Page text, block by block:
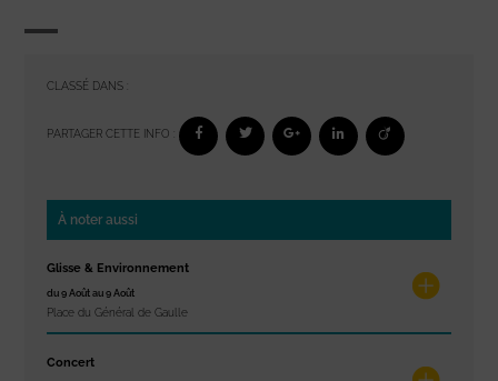
CLASSÉ DANS :
PARTAGER CETTE INFO :
À noter aussi
Glisse & Environnement
du 9 Août au 9 Août
Place du Général de Gaulle
Concert